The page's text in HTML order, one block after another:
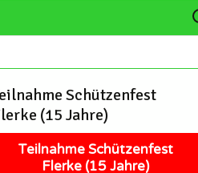
Schützenfest
(15 Jahre)
Teilnahme Schützenfest
Flerke (15 Jahre)